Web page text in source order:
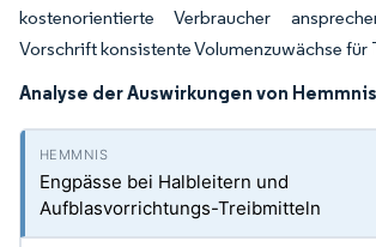
kostenorientierte Verbraucher
Vorschrift konsistente Volumenzuwächse für
Analyse der Auswirkungen von
Engpässe bei Halbleitern und
Aufblasvorrichtungs-Treibmitteln